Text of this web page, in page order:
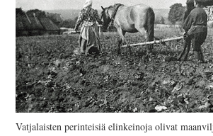
Vatjalaisten perinteisiä elinkeinoja olivat